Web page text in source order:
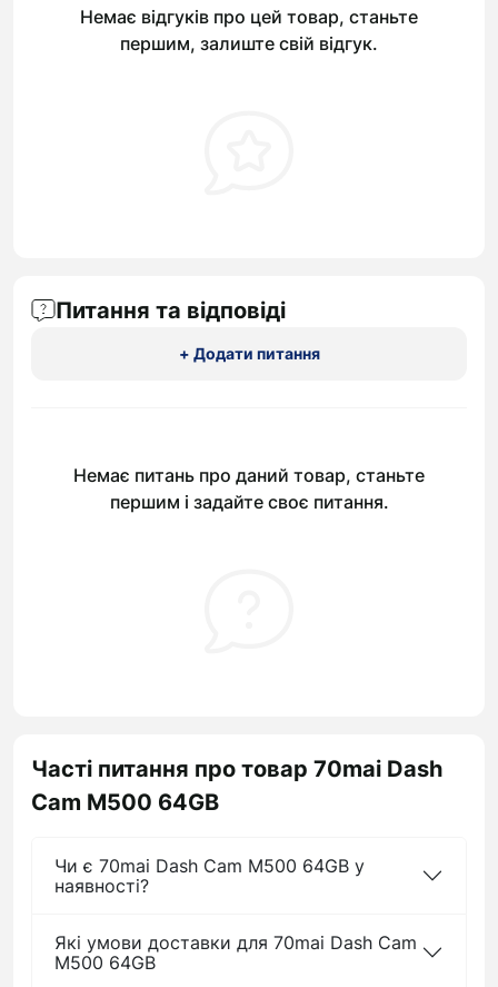
Немає відгуків про цей товар, станьте
першим, залиште свій відгук.
Питання та відповіді
+ Додати питання
Немає питань про даний товар, станьте
першим і задайте своє питання.
Часті питання про товар 70mai Dash
Cam M500 64GB
Чи є 70mai Dash Cam M500 64GB у
наявності?
Які умови доставки для 70mai Dash Cam
M500 64GB